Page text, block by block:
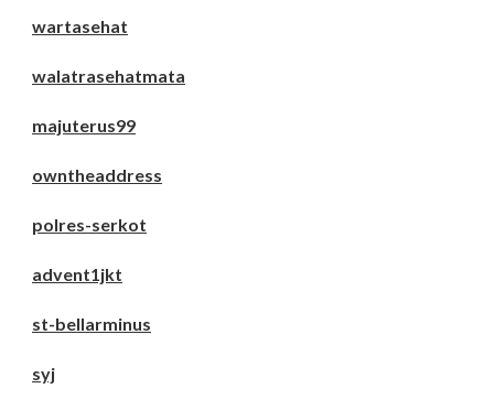
wartasehat
walatrasehatmata
majuterus99
owntheaddress
polres-serkot
advent1jkt
st-bellarminus
syj